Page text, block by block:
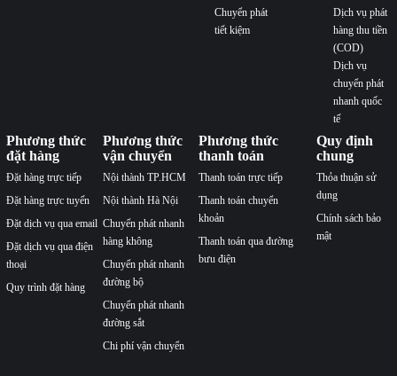
Chuyển phát
tiết kiệm
Dịch vụ phát
hàng thu tiền
(COD)
Dịch vụ
chuyển phát
nhanh quốc
tế
Phương thức
đặt hàng
Đặt hàng trực tiếp
Đặt hàng trực tuyến
Đặt dịch vụ qua email
Đặt dịch vụ qua điện
thoại
Quy trình đặt hàng
Phương thức
vận chuyển
Nội thành TP.HCM
Nội thành Hà Nội
Chuyển phát nhanh
hàng không
Chuyển phát nhanh
đường bộ
Chuyển phát nhanh
đường sắt
Chi phí vận chuyển
Phương thức
thanh toán
Thanh toán trực tiếp
Thanh toán chuyển
khoản
Thanh toán qua đường
bưu điện
Quy định
chung
Thỏa thuận sử
dụng
Chính sách bảo
mật